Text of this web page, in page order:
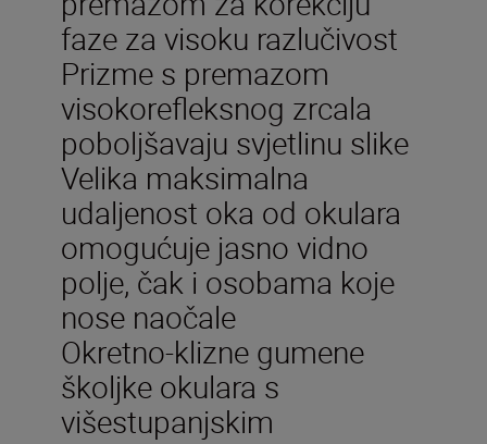
faze za visoku razlučivost
Prizme s premazom
visokorefleksnog zrcala
poboljšavaju svjetlinu slike
Velika maksimalna
udaljenost oka od okulara
omogućuje jasno vidno
polje, čak i osobama koje
nose naočale
Okretno-klizne gumene
školjke okulara s
višestupanjskim